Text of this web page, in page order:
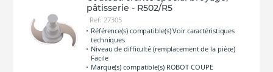
pâtisserie - R502/R5
Ref: 27305
Référence(s) compatible(s) Voir caractéristiques
techniques
Niveau de difficulté (remplacement de la pièce)
Facile
Marque(s) compatible(s) ROBOT COUPE